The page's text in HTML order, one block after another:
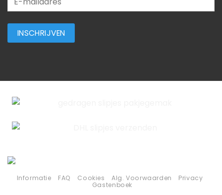
Informatie FAQ Cookies Alg. Voorwaarden
Privacy
Gastenboek